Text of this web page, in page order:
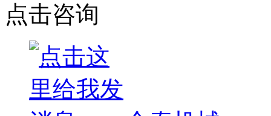
点击咨询